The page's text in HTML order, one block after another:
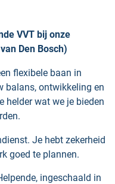
VVT bij onze
Den Bosch)
flexibele baan in
balans, ontwikkeling en
helder wat we je bieden
Je hebt zekerheid
goed te plannen.
ingeschaald in